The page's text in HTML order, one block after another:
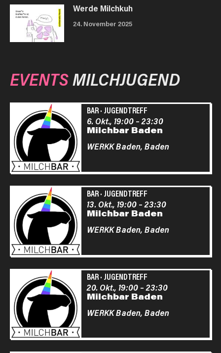
Werde Milchkuh
24. November 2025
EVENTSMILCHJUGEND
BAR· JUGENDTREFF
Milchbar Baden
6. Okt., 19:00–23:30
WERKK Baden, Baden
BAR· JUGENDTREFF
Milchbar Baden
13. Okt., 19:00–23:30
WERKK Baden, Baden
BAR· JUGENDTREFF
Milchbar Baden
20. Okt., 19:00–23:30
WERKK Baden, Baden